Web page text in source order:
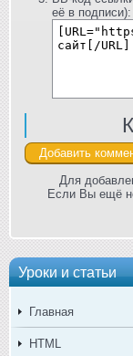
Уроки и статьи
Главная
HTML
её в подписи):
Для
Если Вы ещё